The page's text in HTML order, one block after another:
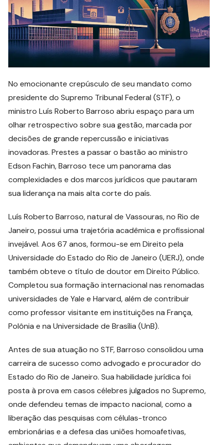
No emocionante crepúsculo de seu mandato como
presidente do Supremo Tribunal Federal (STF), o
ministro Luís Roberto Barroso abriu espaço para um
olhar retrospectivo sobre sua gestão, marcada por
decisões de grande repercussão e iniciativas
inovadoras. Prestes a passar o bastão ao ministro
Edson Fachin, Barroso tece um panorama das
complexidades e dos marcos jurídicos que pautaram
sua liderança na mais alta corte do país.
Luís Roberto Barroso, natural de Vassouras, no Rio de
Janeiro, possui uma trajetória acadêmica e profissional
invejável. Aos 67 anos, formou-se em Direito pela
Universidade do Estado do Rio de Janeiro (UERJ), onde
também obteve o título de doutor em Direito Público.
Completou sua formação internacional nas renomadas
universidades de Yale e Harvard, além de contribuir
como professor visitante em instituições na França,
Polônia e na Universidade de Brasília (UnB).
Antes de sua atuação no STF, Barroso consolidou uma
carreira de sucesso como advogado e procurador do
Estado do Rio de Janeiro. Sua habilidade jurídica foi
posta à prova em casos célebres julgados no Supremo,
onde defendeu temas de impacto nacional, como a
liberação das pesquisas com células-tronco
embrionárias e a defesa das uniões homoafetivas,